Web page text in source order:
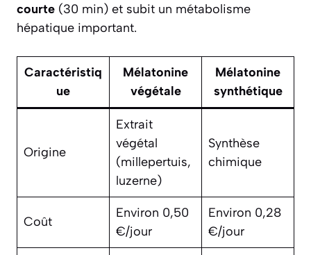
courte (30 min) et subit un métabolisme
hépatique important.
Caractéristiq
ue
Mélatonine
végétale
Mélatonine
synthétique
Origine
Extrait
végétal
(millepertuis,
luzerne)
Synthèse
chimique
Coût
Environ 0,50
€/jour
Environ 0,28
€/jour